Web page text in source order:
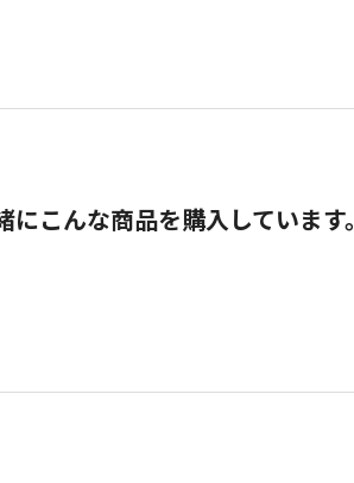
こんな商品を購入しています。